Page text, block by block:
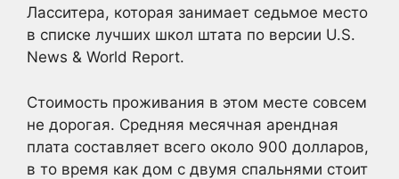
Ласситера, которая занимает седьмое место
в списке лучших школ штата по версии U.S.
News & World Report.
Стоимость проживания в этом месте совсем
не дорогая. Средняя месячная арендная
плата составляет всего около 900 долларов,
в то время как дом с двумя спальнями стоит